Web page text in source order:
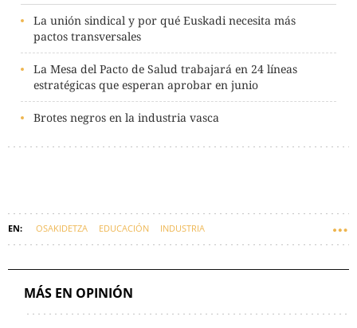
La unión sindical y por qué Euskadi necesita más
pactos transversales
La Mesa del Pacto de Salud trabajará en 24 líneas
estratégicas que esperan aprobar en junio
Brotes negros en la industria vasca
OSAKIDETZA EDUCACIÓN INDUSTRIA
SALARIO MÍNIMO INTERPROFESIONAL (SMI)
ALBERTO MARTÍNEZ
MÁS EN OPINIÓN